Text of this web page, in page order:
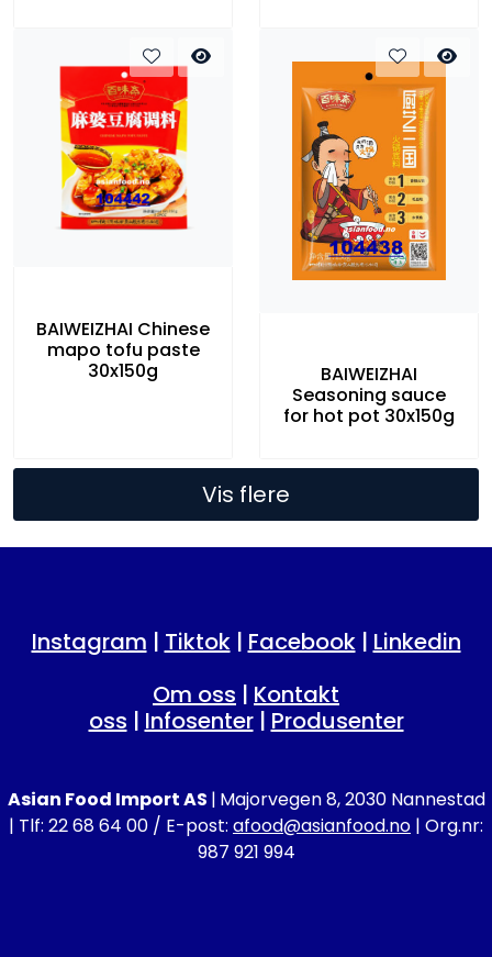
BAIWEIZHAI Chinese
mapo tofu paste
30x150g
BAIWEIZHAI
Seasoning sauce
for hot pot 30x150g
Vis flere
Instagram | Tiktok| Facebook| Linkedin
Om oss | Kontakt
oss | Infosenter| Produsenter
Asian Food Import AS | Majorvegen 8, 2030 Nannestad
| Tlf: 22 68 64 00 / E-post: afood@asianfood.no | Org.nr:
987 921 994